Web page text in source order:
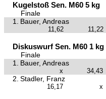
Kugelstoß Sen. M60 5 kg
Finale
1.
Bauer, Andreas
11,62 11,22
Diskuswurf Sen. M60 1 kg
Finale
1.
Bauer, Andreas
x 34,43
2. Stadler, Franz
16,17 x